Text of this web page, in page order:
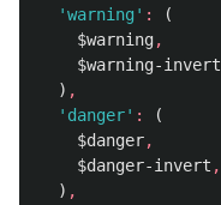
'warning' :
(
$warning,
$warning-invert
) ,
'danger' :
(
$danger,
$danger-invert ,
) ,